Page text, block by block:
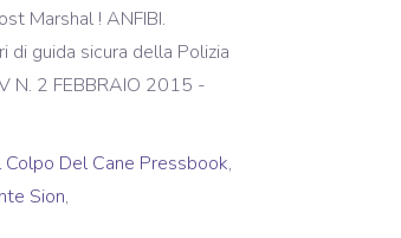
Marshal ! ANFIBI.
guida sicura della Polizia
N. 2 FEBBRAIO 2015 -
Colpo Del Cane Pressbook,
Sion,